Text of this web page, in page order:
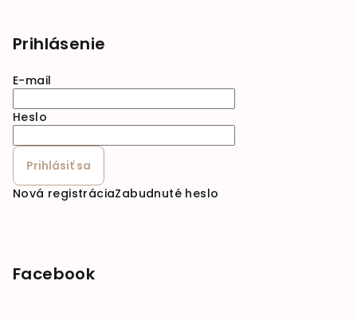
Prihlásenie
E-mail
Heslo
Prihlásiť sa
Nová registráciaZabudnuté heslo
Facebook